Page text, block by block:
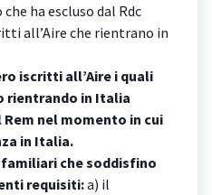
ha escluso dal Rdc
all’Aire che rientrano in
iscritti all’Aire i quali
rientrando in Italia
nel momento in cui
in Italia.
che soddisfino
requisiti:a) il